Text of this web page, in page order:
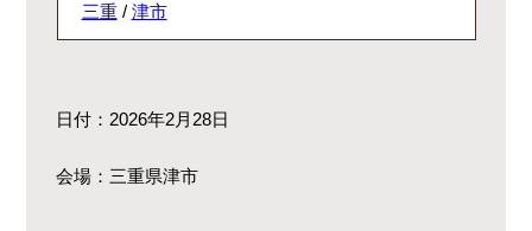
三重/ 津市
日付：2026年2月28日
会場：三重県津市